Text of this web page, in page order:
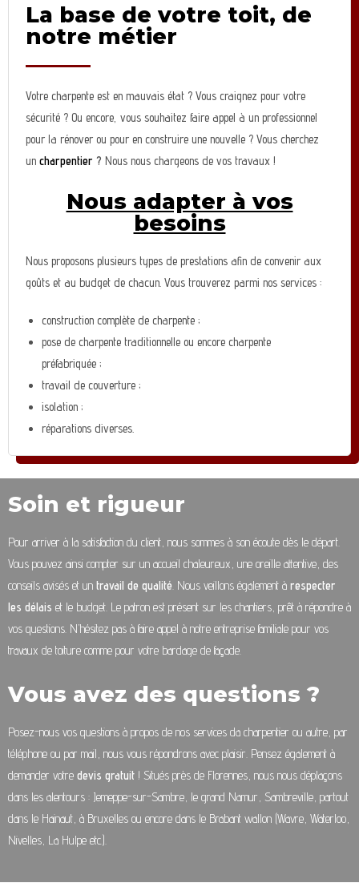
La base de votre toit, de
notre métier
Votre charpente est en mauvais état ? Vous craignez pour votre
sécurité ? Ou encore, vous souhaitez faire appel à un professionnel
pour la rénover ou pour en construire une nouvelle ? Vous cherchez
uncharpentier ? Nous nous chargeons de vos travaux !
Nous adapter à vos
besoins
Nous proposons plusieurs types de prestations afin de convenir aux
goûts et au budget de chacun. Vous trouverez parmi nos services :
construction complète de charpente ;
pose de charpente traditionnelle ou encore charpente
préfabriquée ;
travail de couverture ;
isolation ;
réparations diverses.
Soin et rigueur
Pour arriver à la satisfaction du client, nous sommes à son écoute dès le départ.
Vous pouvez ainsi compter sur un accueil chaleureux, une oreille attentive, des
conseils avisés et un travail de qualité . Nous veillons également à respecter
les délais et le budget. Le patron est présent sur les chantiers, prêt à répondre à
vos questions. N’hésitez pas à faire appel à notre entreprise familiale pour vos
travaux de toiture comme pour votre bardage de façade.
Vous avez des questions ?
Posez-nous vos questions à propos de nos services da charpentier ou autre, par
téléphone ou par mail, nous vous répondrons avec plaisir. Pensez également à
demander votre devis gratuit ! Situés près de Florennes, nous nous déplaçons
dans les alentours : Jemeppe-sur-Sambre, le grand Namur, Sambreville, partout
dans le Hainaut, à Bruxelles ou encore dans le Brabant wallon (Wavre, Waterloo,
Nivelles, La Hulpe etc.).